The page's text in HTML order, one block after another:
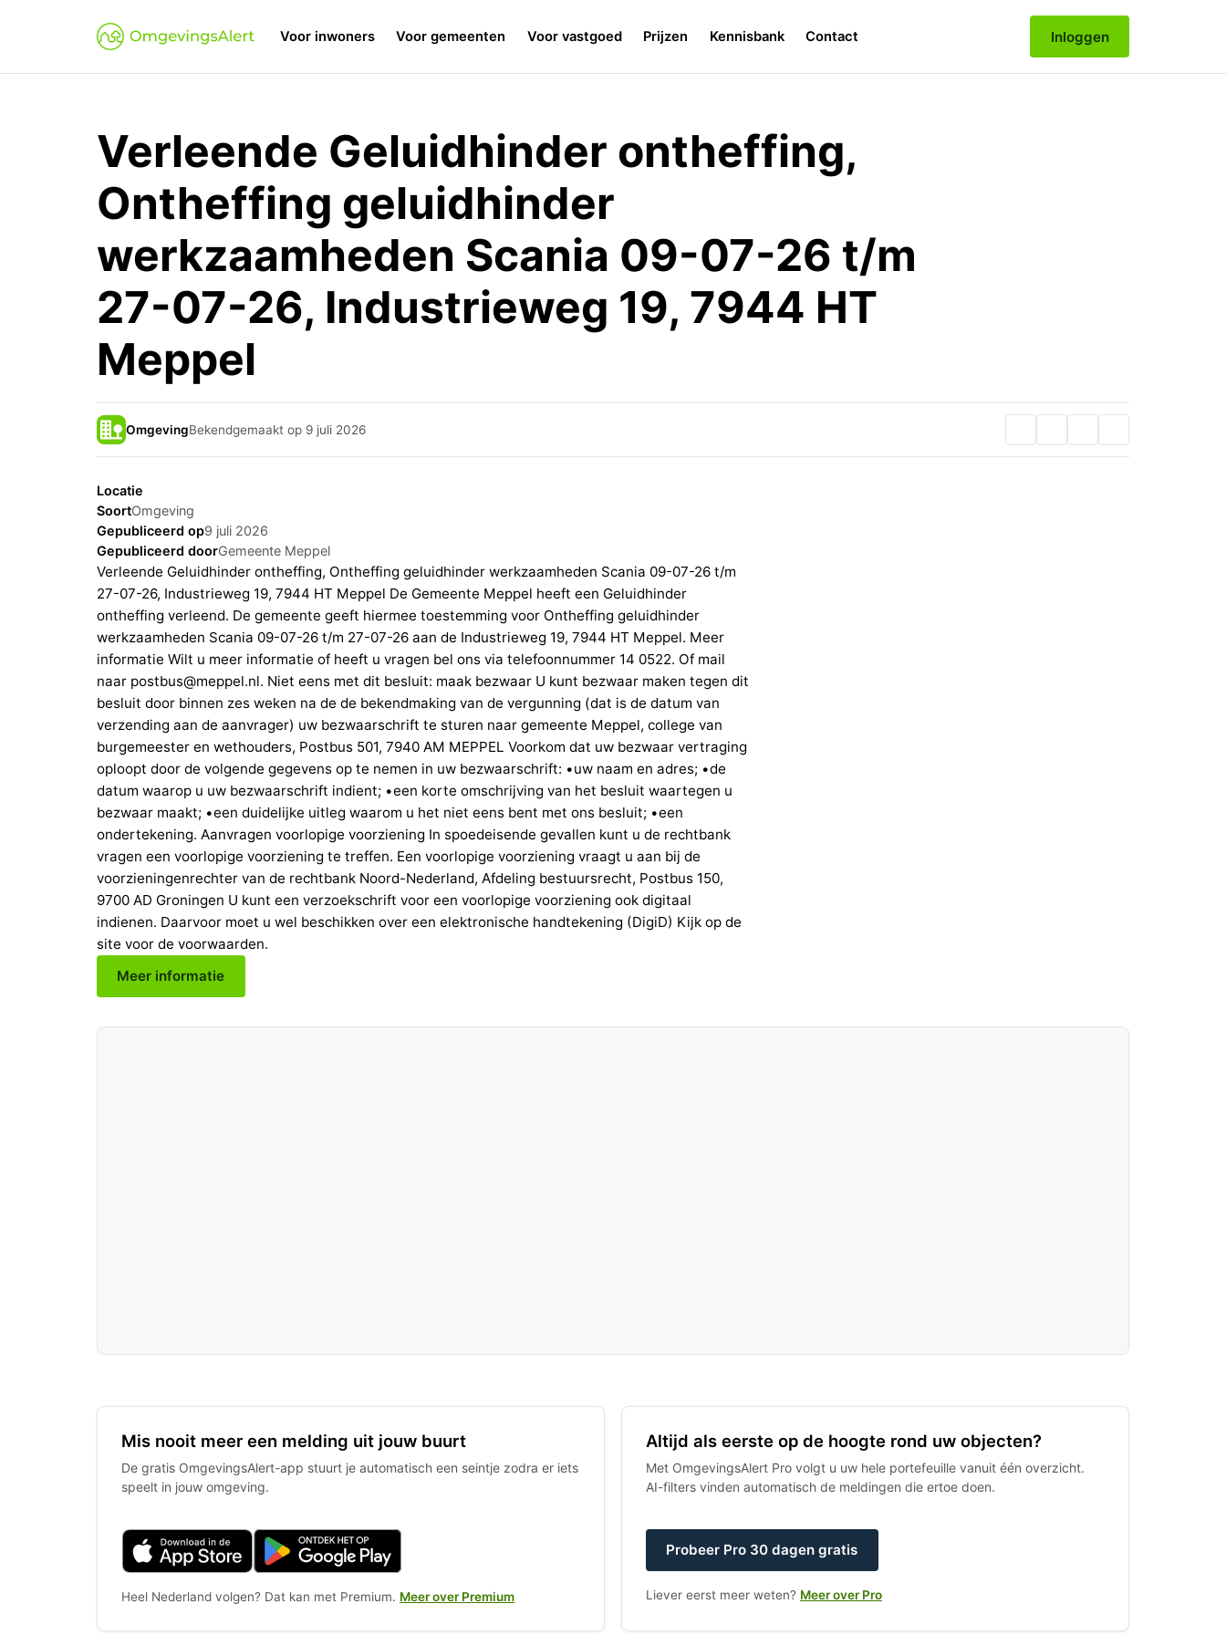
Voor inwoners Voor gemeenten Voor vastgoed Prijzen Kennisbank Contact Inloggen
Verleende Geluidhinder ontheffing,
Ontheffing geluidhinder
werkzaamheden Scania 09-07-26 t/m
27-07-26, Industrieweg 19, 7944 HT
Meppel
OmgevingBekendgemaakt op 9 juli 2026
Locatie
SoortOmgeving
Gepubliceerd op9 juli 2026
Gepubliceerd doorGemeente Meppel
Verleende Geluidhinder ontheffing, Ontheffing geluidhinder werkzaamheden Scania 09-07-26 t/m
27-07-26, Industrieweg 19, 7944 HT Meppel De Gemeente Meppel heeft een Geluidhinder
ontheffing verleend. De gemeente geeft hiermee toestemming voor Ontheffing geluidhinder
werkzaamheden Scania 09-07-26 t/m 27-07-26 aan de Industrieweg 19, 7944 HT Meppel. Meer
informatie Wilt u meer informatie of heeft u vragen bel ons via telefoonnummer 14 0522. Of mail
naar postbus@meppel.nl. Niet eens met dit besluit: maak bezwaar U kunt bezwaar maken tegen dit
besluit door binnen zes weken na de de bekendmaking van de vergunning (dat is de datum van
verzending aan de aanvrager) uw bezwaarschrift te sturen naar gemeente Meppel, college van
burgemeester en wethouders, Postbus 501, 7940 AM MEPPEL Voorkom dat uw bezwaar vertraging
oploopt door de volgende gegevens op te nemen in uw bezwaarschrift: •uw naam en adres; •de
datum waarop u uw bezwaarschrift indient; •een korte omschrijving van het besluit waartegen u
bezwaar maakt; •een duidelijke uitleg waarom u het niet eens bent met ons besluit; •een
ondertekening. Aanvragen voorlopige voorziening In spoedeisende gevallen kunt u de rechtbank
vragen een voorlopige voorziening te treffen. Een voorlopige voorziening vraagt u aan bij de
voorzieningenrechter van de rechtbank Noord-Nederland, Afdeling bestuursrecht, Postbus 150,
9700 AD Groningen U kunt een verzoekschrift voor een voorlopige voorziening ook digitaal
indienen. Daarvoor moet u wel beschikken over een elektronische handtekening (DigiD) Kijk op de
site voor de voorwaarden.
Meer informatie
Mis nooit meer een melding uit jouw buurt
De gratis OmgevingsAlert-app stuurt je automatisch een seintje zodra er iets
speelt in jouw omgeving.
Heel Nederland volgen? Dat kan met Premium. Meer over Premium
Altijd als eerste op de hoogte rond uw objecten?
Met OmgevingsAlert Pro volgt u uw hele portefeuille vanuit één overzicht.
AI-filters vinden automatisch de meldingen die ertoe doen.
Probeer Pro 30 dagen gratis
Liever eerst meer weten? Meer over Pro